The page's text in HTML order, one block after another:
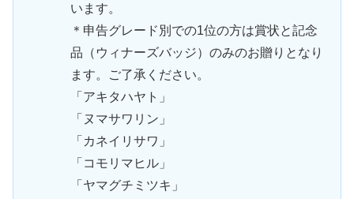
います。
＊申告グレード別での1位の方は賞状と記念
品（ウィナーズバッジ）のみのお贈りとなり
ます。ご了承ください。
「アキタハヤト」
「ヌマサワリン」
「カネイリサワ」
「コモリマヒル」
「ヤマグチミツキ」